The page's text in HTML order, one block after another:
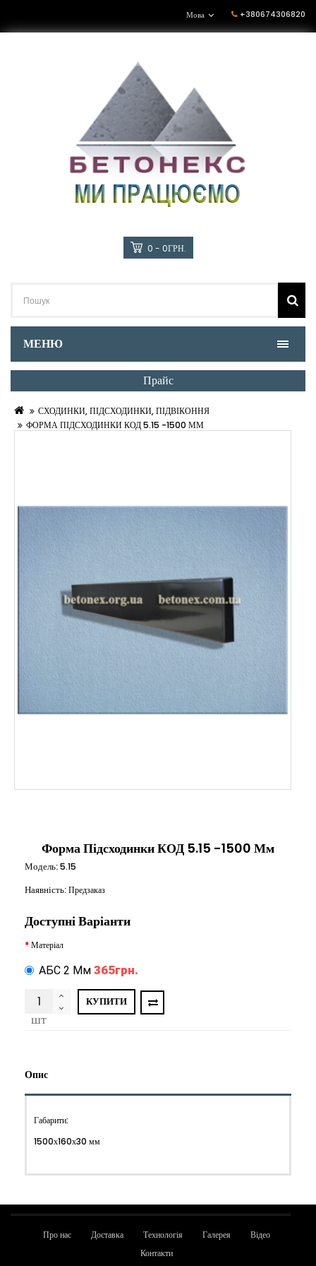
+380674306820
Мова
0 - 0ГРН.
МЕНЮ
Прайс
СХОДИНКИ, ПІДСХОДИНКИ, ПІДВІКОННЯ
ФОРМА ПІДСХОДИНКИ КОД 5.15 -1500 ММ
Форма Підсходинки КОД 5.15 -1500 Мм
Модель:5.15
Наявність:Предзаказ
Доступні Варіанти
Матеріал
АБС 2 Мм 365грн.
шт
КУПИТИ
Опис
Габарити:
1500х160х30 мм
Про нас Доставка Технологія Галерея
Відео
Контакти